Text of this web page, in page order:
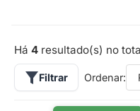
Há 4 resultado(s) no
Filtrar Ordenar: